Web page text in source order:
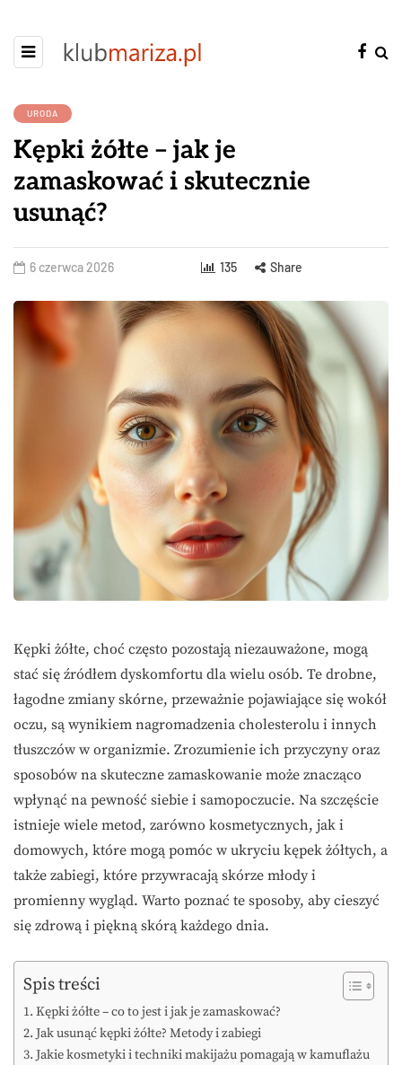
URODA
Kępki żółte – jak je
zamaskować i skutecznie
usunąć?
6 czerwca 2026 135 Share
Kępki żółte, choć często pozostają niezauważone, mogą
stać się źródłem dyskomfortu dla wielu osób. Te drobne,
łagodne zmiany skórne, przeważnie pojawiające się wokół
oczu, są wynikiem nagromadzenia cholesterolu i innych
tłuszczów w organizmie. Zrozumienie ich przyczyny oraz
sposobów na skuteczne zamaskowanie może znacząco
wpłynąć na pewność siebie i samopoczucie. Na szczęście
istnieje wiele metod, zarówno kosmetycznych, jak i
domowych, które mogą pomóc w ukryciu kępek żółtych, a
także zabiegi, które przywracają skórze młody i
promienny wygląd. Warto poznać te sposoby, aby cieszyć
się zdrową i piękną skórą każdego dnia.
Spis treści
Kępki żółte – co to jest i jak je zamaskować?
Jak usunąć kępki żółte? Metody i zabiegi
Jakie kosmetyki i techniki makijażu pomagają w kamuflażu